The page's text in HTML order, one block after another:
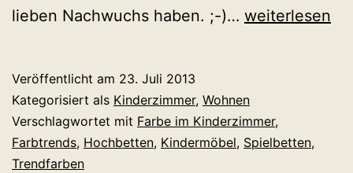
lieben Nachwuchs haben. ;-)… Viel
Weiß
(Bunt
kommt
weiterlesen
Veröffentlicht am 23. Juli 2013
Kategorisiert als Kinderzimmer, Wohnen
Verschlagwortet mit Farbe im Kinderzimmer,
Farbtrends, Hochbetten, Kindermöbel, Spielbetten,
Trendfarben